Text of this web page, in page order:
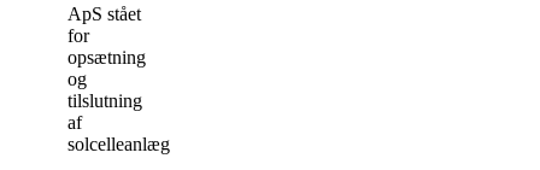
ApS stået
for
opsætning
og
tilslutning
af
solcelleanlæg.